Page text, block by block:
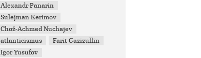
Alexandr Panarin
Sulejman Kerimov
Chož-Achmed Nuchajev
atlanticismus
Farit Gazizullin
Igor Yusufov